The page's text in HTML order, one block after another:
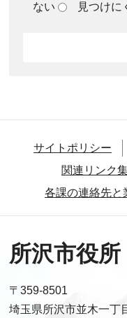
ない
見つけに
サイトポリシー
関連リンク
各課の連絡先と
所沢市役所
〒359-8501
埼玉県所沢市並木一丁